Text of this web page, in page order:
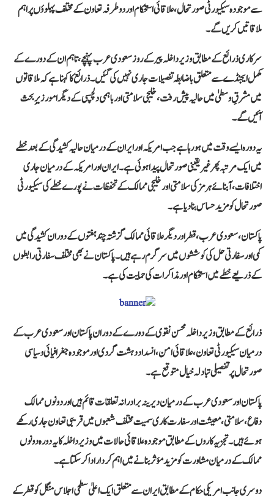
سے موجودہ سیکیورٹی صورتحال، علاقائی استحکام اور دوطرفہ تعاون کے مختلف پہلوؤں پر اہم
ملاقاتیں کریں گے۔
سرکاری ذرائع کے مطابق وزیر داخلہ پیر کے روز سعودی عرب پہنچے، تاہم ان کے دورے کے
مکمل ایجنڈے سے متعلق باضابطہ تفصیلات جاری نہیں کی گئیں۔ ذرائع کا کہنا ہے کہ ملاقاتوں
میں مشرقِ وسطیٰ میں حالیہ پیش رفت، خلیجی سلامتی اور باہمی دلچسپی کے دیگر امور زیرِ بحث
آئیں گے۔
یہ دورہ ایسے وقت میں ہو رہا ہے جب امریکہ اور ایران کے درمیان حالیہ کشیدگی کے بعد خطے
میں ایک مرتبہ پھر غیر یقینی صورتحال پیدا ہوئی ہے۔ ایران اور امریکہ کے درمیان جاری
اختلافات، آبنائے ہرمز کی سلامتی اور خلیجی ممالک کے تحفظات نے پورے خطے کی سیکیورٹی
صورتحال کو مزید حساس بنا دیا ہے۔
پاکستان، سعودی عرب، قطر اور دیگر علاقائی ممالک گزشتہ چند ہفتوں کے دوران کشیدگی میں
کمی اور سفارتی حل کی کوششوں میں سرگرم رہے ہیں۔ پاکستان نے بھی مختلف سفارتی رابطوں
کے ذریعے خطے میں استحکام اور مذاکرات کی حمایت کی ہے۔
ذرائع کے مطابق وزیر داخلہ محسن نقوی کے دورے کے دوران پاکستان اور سعودی عرب کے
درمیان سیکیورٹی تعاون، علاقائی امن، انسداد دہشت گردی اور موجودہ جغرافیائی و سیاسی
صورتحال پر تفصیلی تبادلہ خیال متوقع ہے۔
پاکستان اور سعودی عرب کے درمیان دیرینہ برادرانہ تعلقات قائم ہیں اور دونوں ممالک
دفاع، سلامتی، معیشت اور سفارت کاری سمیت مختلف شعبوں میں قریبی تعاون جاری رکھے
ہوئے ہیں۔ تجزیہ کاروں کے مطابق موجودہ علاقائی حالات میں وزیر داخلہ کا یہ دورہ دونوں
ممالک کے درمیان مشاورت کو مزید مؤثر بنانے میں اہم کردار ادا کر سکتا ہے۔
دوسری جانب امریکی حکام کے مطابق ایران سے متعلق ایک اعلیٰ سطحی اجلاس منگل کو قطر کے